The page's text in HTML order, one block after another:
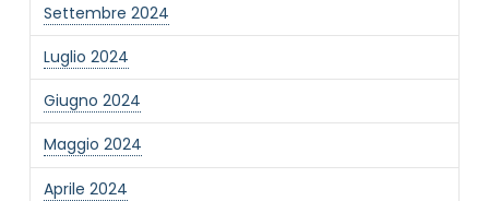
Settembre 2024
Luglio 2024
Giugno 2024
Maggio 2024
Aprile 2024